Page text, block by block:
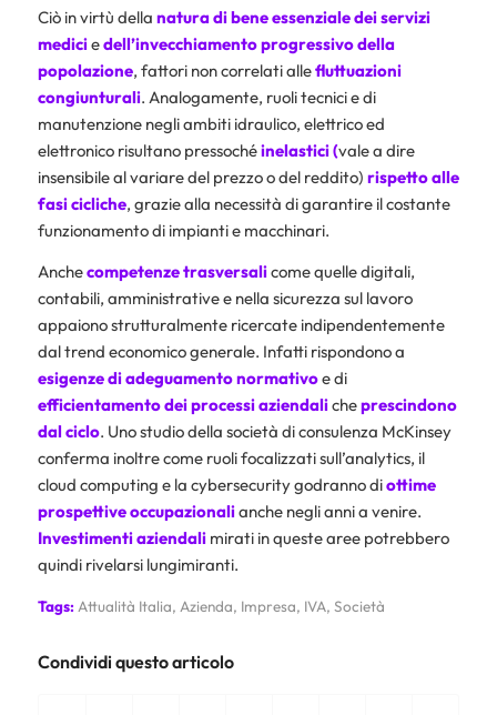
Ciò in virtù della natura di bene essenziale dei servizi
mediciedell’invecchiamento progressivo della
popolazione, fattori non correlati allefluttuazioni
congiunturali. Analogamente, ruoli tecnici e di
manutenzione negli ambiti idraulico, elettrico ed
elettronico risultano pressochéinelastici (vale a dire
insensibile al variare del prezzo o del reddito) rispetto alle
fasi cicliche, grazie alla necessità di garantire il costante
funzionamento di impianti e macchinari.
Anchecompetenze trasversalicome quelle digitali,
contabili, amministrative e nella sicurezza sul lavoro
appaiono strutturalmente ricercate indipendentemente
dal trend economico generale. Infatti rispondono a
esigenze di adeguamento normativoe di
efficientamento dei processi aziendalicheprescindono
dal ciclo. Uno studio della società di consulenza McKinsey
conferma inoltre come ruoli focalizzati sull’analytics, il
cloud computing e la cybersecurity godranno diottime
prospettive occupazionalianche negli anni a venire.
Investimenti aziendalimirati in queste aree potrebbero
quindi rivelarsi lungimiranti.
Tags: Attualità Italia, Azienda, Impresa, IVA, Società
Condividi questo articolo